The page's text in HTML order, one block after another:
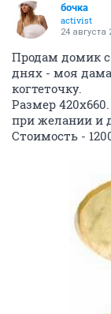
бочка
activist
24 августа
Продам домик
днях - моя
когтеточку.
Размер
при желании и
Стоимость -